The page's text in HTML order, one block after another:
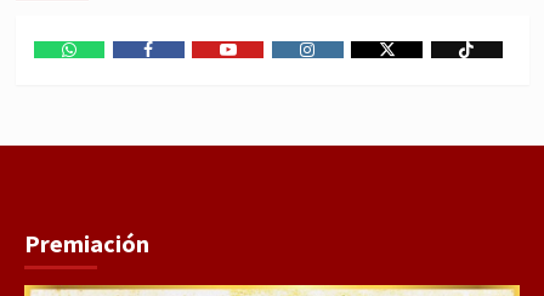
Premiación